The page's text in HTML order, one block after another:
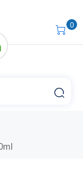
0